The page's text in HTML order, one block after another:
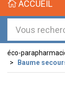
ACCUEIL
éco-
Baume